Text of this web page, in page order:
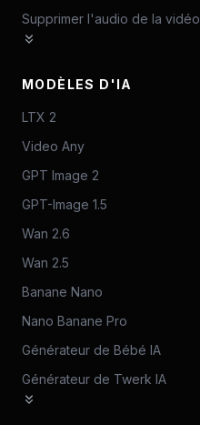
Supprimer l'audio de la vidéo
MODÈLES D'IA
LTX 2
Video Any
GPT Image 2
GPT-Image 1.5
Wan 2.6
Wan 2.5
Banane Nano
Nano Banane Pro
Générateur de Bébé IA
Générateur de Twerk IA